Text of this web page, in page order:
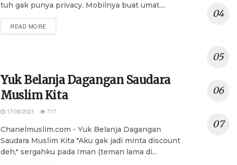
tuh gak punya privacy. Mobilnya buat umat....
READ MOREDETAILS
Yuk Belanja Dagangan Saudara
Muslim Kita
17/08/2021 717
Chanelmuslim.com - Yuk Belanja Dagangan
Saudara Muslim Kita "Aku gak jadi minta discount
deh," sergahku pada Iman (teman lama di...